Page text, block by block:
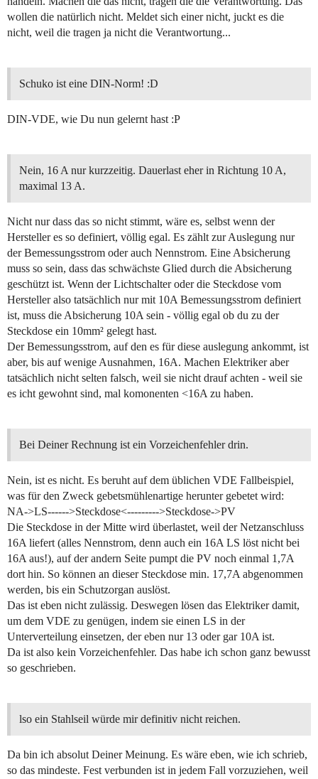
wollen die natürlich nicht. Meldet sich einer nicht, juckt es die
nicht, weil die tragen ja nicht die Verantwortung...
Schuko ist eine DIN-Norm! :D
DIN-VDE, wie Du nun gelernt hast :P
Nein, 16 A nur kurzzeitig. Dauerlast eher in Richtung 10 A,
maximal 13 A.
Nicht nur dass das so nicht stimmt, wäre es, selbst wenn der
Hersteller es so definiert, völlig egal. Es zählt zur Auslegung nur
der Bemessungsstrom oder auch Nennstrom. Eine Absicherung
muss so sein, dass das schwächste Glied durch die Absicherung
geschützt ist. Wenn der Lichtschalter oder die Steckdose vom
Hersteller also tatsächlich nur mit 10A Bemessungsstrom definiert
ist, muss die Absicherung 10A sein - völlig egal ob du zu der
Steckdose ein 10mm² gelegt hast.
Der Bemessungsstrom, auf den es für diese auslegung ankommt, ist
aber, bis auf wenige Ausnahmen, 16A. Machen Elektriker aber
tatsächlich nicht selten falsch, weil sie nicht drauf achten - weil sie
es icht gewohnt sind, mal komonenten <16A zu haben.
Bei Deiner Rechnung ist ein Vorzeichenfehler drin.
Nein, ist es nicht. Es beruht auf dem üblichen VDE Fallbeispiel,
was für den Zweck gebetsmühlenartige herunter gebetet wird:
NA->LS------>Steckdose<--------->Steckdose->PV
Die Steckdose in der Mitte wird überlastet, weil der Netzanschluss
16A liefert (alles Nennstrom, denn auch ein 16A LS löst nicht bei
16A aus!), auf der andern Seite pumpt die PV noch einmal 1,7A
dort hin. So können an dieser Steckdose min. 17,7A abgenommen
werden, bis ein Schutzorgan auslöst.
Das ist eben nicht zulässig. Deswegen lösen das Elektriker damit,
um dem VDE zu genügen, indem sie einen LS in der
Unterverteilung einsetzen, der eben nur 13 oder gar 10A ist.
Da ist also kein Vorzeichenfehler. Das habe ich schon ganz bewusst
so geschrieben.
lso ein Stahlseil würde mir definitiv nicht reichen.
Da bin ich absolut Deiner Meinung. Es wäre eben, wie ich schrieb,
so das mindeste. Fest verbunden ist in jedem Fall vorzuziehen, weil